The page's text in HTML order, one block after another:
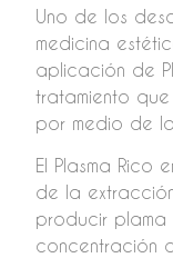
Uno de los
medicina
aplicación de
tratamiento
por medio de
El Plasma Rico
de la
producir plama
concentración